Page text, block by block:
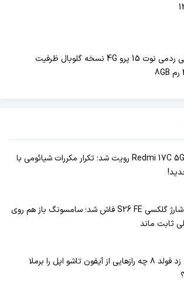
شیائومی ردمی نوت 15 پرو 4G نسخه گلوبال ظرفیت
گوشی Redmi 17C 5G رویت شد؛ تکرار مکررات شیائومی با
سرعت شارژ گلکسی S26 FE فاش شد؛ سامسونگ باز هم روی
ثابت ماند
گلکسی زد فولد ۸ چه رازهایی از آیفون تاشو اپل را برملا